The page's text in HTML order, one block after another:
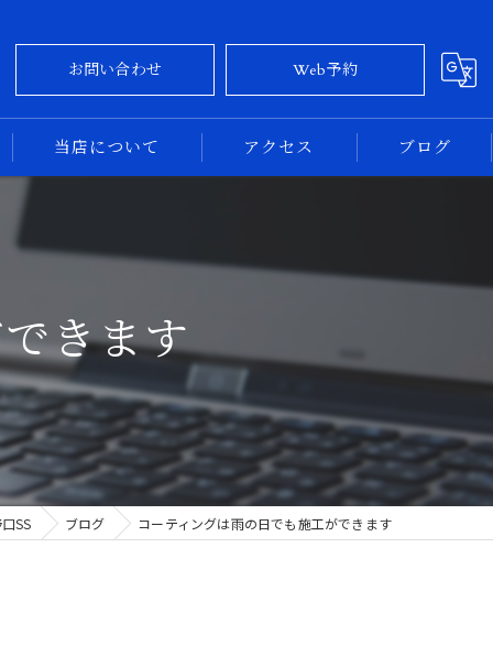
お問い合わせ Web予約
当店について
新車
中古車
専門店
アクセス ブログ
きます
SS ブログ コーティングは雨の日でも施工ができます